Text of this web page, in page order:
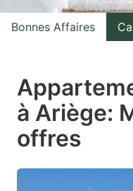
with
the
select
a
date.
Bonnes Affaires
à Ariège:
offres